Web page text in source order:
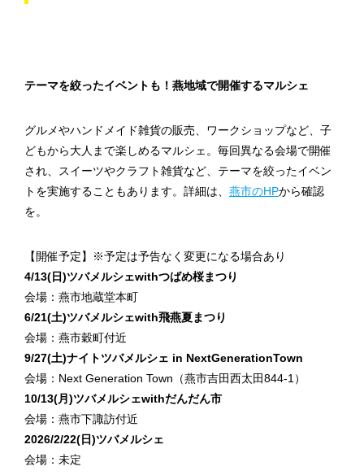
テーマを絞ったイベントも！燕地域で開催するマルシェ
グルメやハンドメイド雑貨の販売、ワークショップなど、子
どもから大人まで楽しめるマルシェ。毎回異なる会場で開催
され、スイーツやクラフト雑貨など、テーマを絞ったイベン
トを実施することもあります。詳細は、 燕市のHPから確認
を。
【開催予定】※予定は予告なく変更になる場合あり
4/13(日)ツバメルシェwithつばめ桜まつり
会場：燕市地蔵堂本町
6/21(土)ツバメルシェwith飛燕夏まつり
会場：燕市穀町付近
9/27(土)ナイトツバメルシェ in NextGenerationTown
会場：Next Generation Town（燕市吉田西太田844-1）
10/13(月)ツバメルシェwithだんだん市
会場：燕市下諏訪付近
2026/2/22(日)ツバメルシェ
会場：未定